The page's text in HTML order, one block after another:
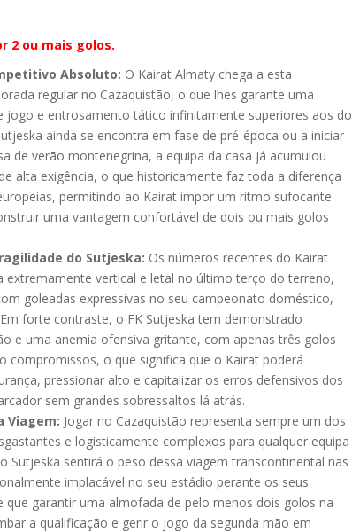
2 ou mais golos.
Absoluto: O Kairat Almaty chega a esta
regular no Cazaquistão, o que lhes garante uma
jogo e entrosamento tático infinitamente superiores aos do
ainda se encontra em fase de pré-época ou a iniciar
de verão montenegrina, a equipa da casa já acumulou
alta exigência, o que historicamente faz toda a diferença
permitindo ao Kairat impor um ritmo sufocante
uma vantagem confortável de dois ou mais golos
do Sutjeska: Os números recentes do Kairat
extremamente vertical e letal no último terço do terreno,
goleadas expressivas no seu campeonato doméstico,
forte contraste, o FK Sutjeska tem demonstrado
e uma anemia ofensiva gritante, com apenas três golos
compromissos, o que significa que o Kairat poderá
pressionar alto e capitalizar os erros defensivos dos
sem grandes sobressaltos lá atrás.
Viagem: Jogar no Cazaquistão representa sempre um dos
e logisticamente complexos para qualquer equipa
Sutjeska sentirá o peso dessa viagem transcontinental nas
implacável no seu estádio perante os seus
garantir uma almofada de pelo menos dois golos na
a qualificação e gerir o jogo da segunda mão em